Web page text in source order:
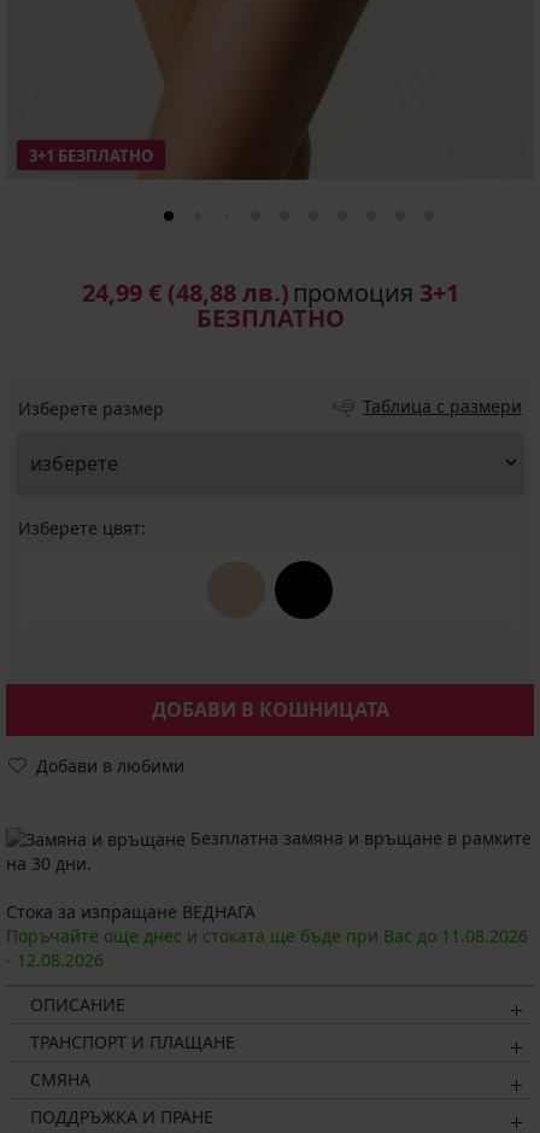
3+1 БЕЗПЛАТНО
24,99 € (48,88 лв.) промоция 3+1
БЕЗПЛАТНО
Изберете размер Таблица с размери
Изберете цвят:
ДОБАВИ В КОШНИЦАТА
Добави в любими
Безплатна замяна и връщане в рамките
на 30 дни.
Стока за изпращане ВЕДНАГА
Поръчайте още днес и стоката ще бъде при Вас до 11.08.2026
- 12.08.2026
ОПИСАНИЕ
ТРАНСПОРТ И ПЛАЩАНЕ
СМЯНА
ПОДДРЪЖКА И ПРАНЕ